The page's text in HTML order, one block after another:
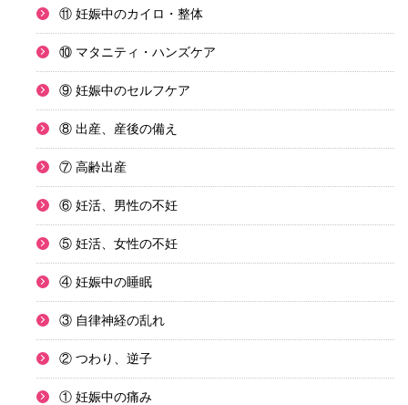
⑪ 妊娠中のカイロ・整体
⑩ マタニティ・ハンズケア
⑨ 妊娠中のセルフケア
⑧ 出産、産後の備え
⑦ 高齢出産
⑥ 妊活、男性の不妊
⑤ 妊活、女性の不妊
④ 妊娠中の睡眠
③ 自律神経の乱れ
② つわり、逆子
① 妊娠中の痛み